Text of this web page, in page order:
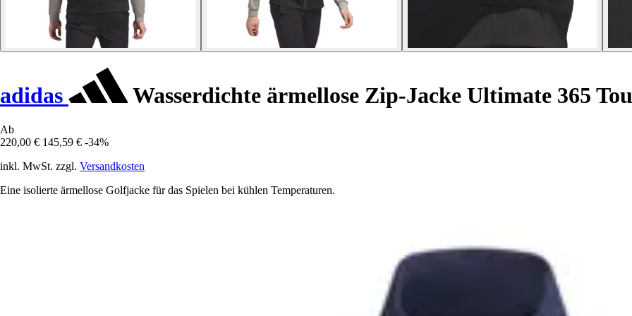
adidas Wasserdichte ärmellose Zip-Jacke Ultimate 365
Ab
220,00 € 145,59 € -34%
inkl. MwSt. zzgl. Versandkosten
Eine isolierte ärmellose Golfjacke für das Spielen bei kühlen Temperaturen.